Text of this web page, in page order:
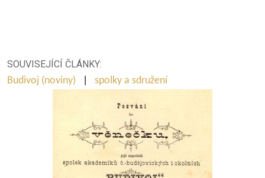
SOUVISEJÍCÍ ČLÁNKY:
Budivoj (noviny)
spolky a sdružení